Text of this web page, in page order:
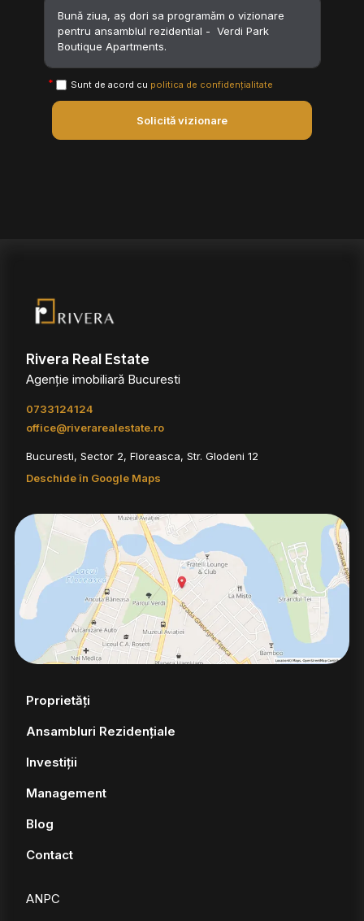
Sunt de acord cu politica de confidențialitate
Solicită vizionare
Rivera Real Estate
Agenție imobiliară Bucuresti
0733124124
office@riverarealestate.ro
Bucuresti, Sector 2, Floreasca, Str. Glodeni 12
Deschide în Google Maps
Proprietăți
Ansambluri Rezidențiale
Investiții
Management
Blog
Contact
ANPC